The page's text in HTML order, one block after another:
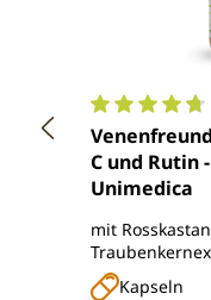
C und Rutin
Unimedica
mit
Schnurbaum,
Kapseln